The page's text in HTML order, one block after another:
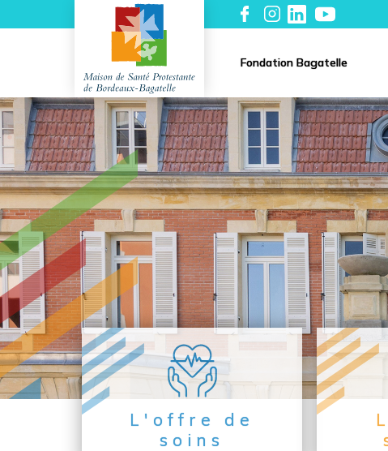
Fondation Bagatelle
L'offre de
soins